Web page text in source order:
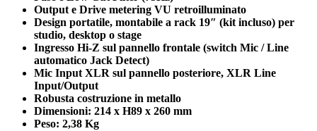
Output e Drive metering VU retroilluminato
Design portatile, montabile a rack 19″ (kit incluso) per
studio, desktop o stage
Ingresso Hi-Z sul pannello frontale (switch Mic / Line
automatico Jack Detect)
Mic Input XLR sul pannello posteriore, XLR Line
Input/Output
Robusta costruzione in metallo
Dimensioni: 214 x H89 x 260 mm
Peso: 2,38 Kg